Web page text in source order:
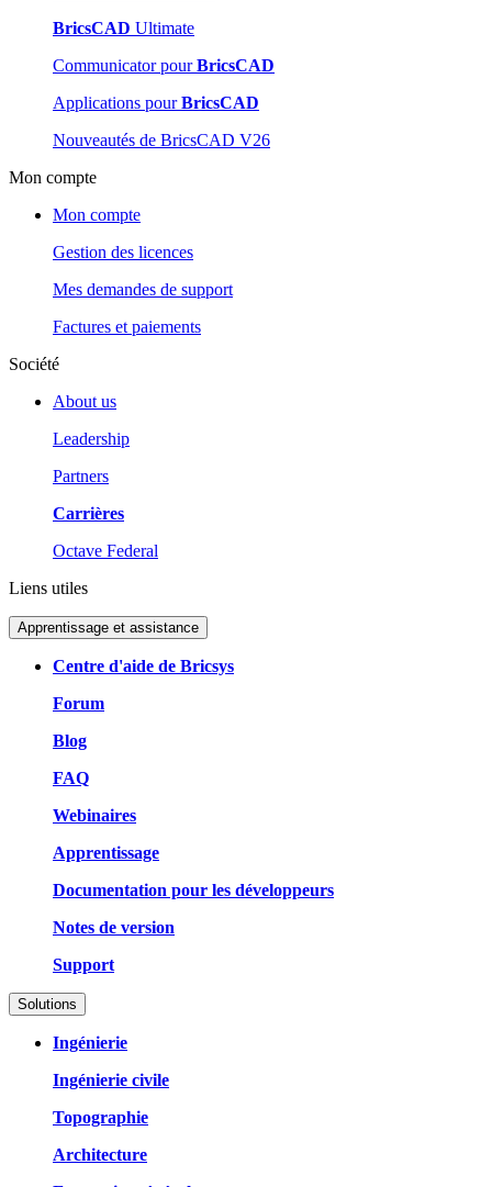
BricsCAD Ultimate
Communicator pourBricsCAD
Applications pourBricsCAD
Nouveautés de BricsCAD V26
Mon compte
Mon compte
Gestion des licences
Mes demandes de support
Factures et paiements
Société
About us
Leadership
Partners
Carrières
Octave Federal
Liens utiles
Apprentissage et assistance
Centre d'aide de Bricsys
Forum
Blog
FAQ
Webinaires
Apprentissage
Documentation pour les développeurs
Notes de version
Support
Solutions
Ingénierie
Ingénierie civile
Topographie
Architecture